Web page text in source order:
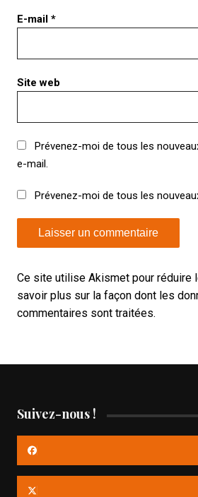
E-mail *
Site web
Prévenez-moi de tous les
e-mail.
Prévenez-moi de tous les
Ce site utilise Akismet pour réduire
savoir plus sur la façon dont les
commentaires sont traitées.
Suivez-nous !